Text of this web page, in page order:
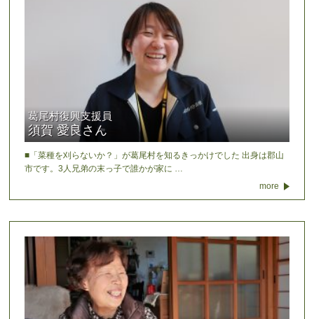
葛尾村復興支援員
須賀 愛良さん
■「菜種を刈らないか？」が葛尾村を知るきっかけでした 出身は郡山
市です。3人兄弟の末っ子で誰かが家に …
more